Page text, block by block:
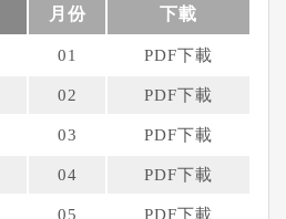
月份 下載
01 PDF下載
02 PDF下載
03 PDF下載
04 PDF下載
05 PDF下載